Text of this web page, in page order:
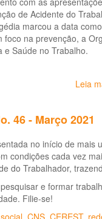
de Acidente do
marcou a data
na prevenção, a
e Saúde no Trabalho.
Leia
46 - Março 2021
no início de
condições cada vez
do Trabalhador,
e formar
Filie-se!